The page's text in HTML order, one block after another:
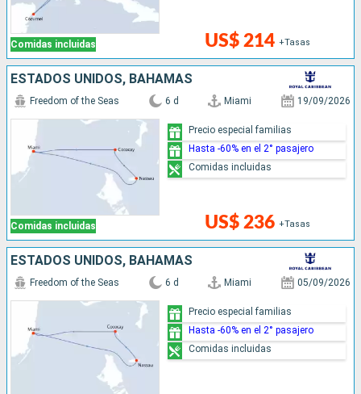
Comidas incluidas US$ 214 +Tasas
ESTADOS UNIDOS, BAHAMAS
Comidas incluidas
Freedom of the Seas 6 d Miami 19/09/2026
US$ 236 +Tasas
Precio especial familias
Hasta -60% en el 2° pasajero
Comidas incluidas
ESTADOS UNIDOS, BAHAMAS
Freedom of the Seas 6 d Miami 05/09/2026
Precio especial familias
Hasta -60% en el 2° pasajero
Comidas incluidas